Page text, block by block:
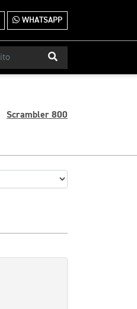
WHATSAPP
Scrambler 800